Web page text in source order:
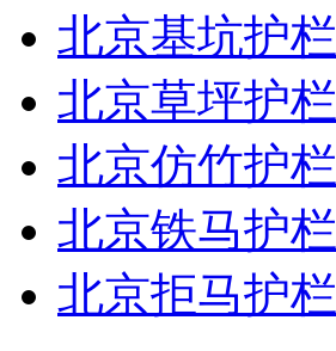
北京基坑护栏
北京草坪护栏
北京仿竹护栏
北京铁马护栏
北京拒马护栏